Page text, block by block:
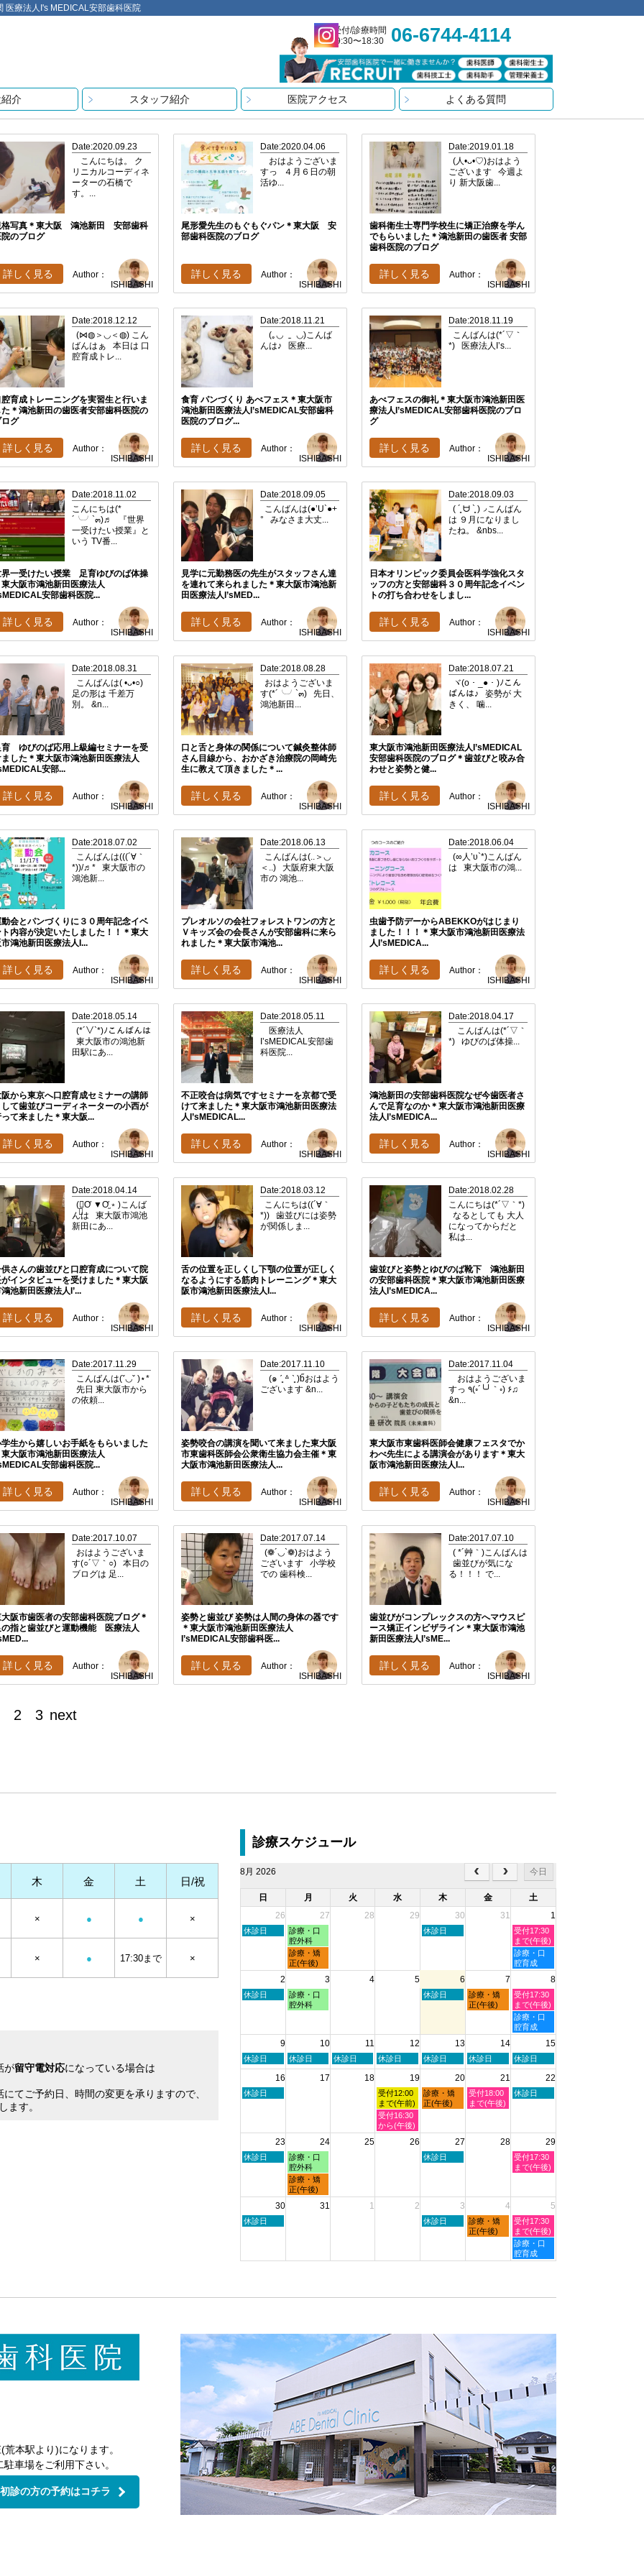
医療法人I's MEDICAL安部歯科医院
受付/診療時間
9:30〜18:30
06-6744-4114
介 スタッフ紹介 医院アクセス よくある質問
Date:2020.09.23
こんにちは。 ク
リニカルコーディネ
ーターの石橋で
す。...
格写真＊東大阪 鴻池新田 安部歯科
のブログ
Author：
ISHIBASHI
詳しく見る
Date:2020.04.06
おはようございま
すっ ４月６日の朝
活ゆ...
尾形愛先生のもぐもぐパン＊東大阪 安
部歯科医院のブログ
Author：
ISHIBASHI
詳しく見る
Date:2019.01.18
(人•ᴗ•♡)おはよう
ございます 今週よ
り 新大阪歯...
歯科衛生士専門学校生に矯正治療を学ん
でもらいました＊鴻池新田の歯医者 安部
歯科医院のブログ
Author：
ISHIBASHI
詳しく見る
Date:2018.12.12
(⋈◍＞◡＜◍) こん
ばんはぁ 本日は 口
腔育成トレ...
育成トレーニングを実習生と行いま
＊鴻池新田の歯医者安部歯科医院の
グ
Author：
ISHIBASHI
詳しく見る
Date:2018.11.21
(｡◡ ‿ ◡)こんば
んは♪ 医療...
食育 パンづくり あべフェス＊東大阪市
鴻池新田医療法人I’sMEDICAL安部歯科
医院のブログ...
Author：
ISHIBASHI
詳しく見る
Date:2018.11.19
こんばんは(*´▽｀
*) 医療法人I’s...
あべフェスの御礼＊東大阪市鴻池新田医
療法人I’sMEDICAL安部歯科医院のブロ
グ
Author：
ISHIBASHI
詳しく見る
Date:2018.11.02
こんにちは(*
´╰╯`๓)♬ 『世界
一受けたい授業』と
いう TV番...
界一受けたい授業 足育ゆびのば体操
大阪市鴻池新田医療法人
安部歯科医院...
Author：
ISHIBASHI
詳しく見る
Date:2018.09.05
こんばんは(●’U`●+
° みなさま大丈...
見学に元勤務医の先生がスタッフさん達
を連れて来られました＊東大阪市鴻池新
田医療法人I’sMED...
Author：
ISHIBASHI
詳しく見る
Date:2018.09.03
( ´͈ ᗨ `͈ )◞こんばん
は ９月になりまし
たね。 &nbs...
日本オリンピック委員会医科学強化スタ
ッフの方と安部歯科３０周年記念イベン
トの打ち合わせをしまし...
Author：
ISHIBASHI
詳しく見る
Date:2018.08.31
こんばんは( •ᴗ•○)
足の形は 千差万
別。 &n...
育 ゆびのば応用上級編セミナーを受
した＊東大阪市鴻池新田医療法人
安部...
Author：
ISHIBASHI
詳しく見る
Date:2018.08.28
おはようございま
す(*´╰╯`๓) 先日、
鴻池新田...
口と舌と身体の関係について鍼灸整体師
さん目線から、おかざき治療院の岡崎先
生に教えて頂きました＊...
Author：
ISHIBASHI
詳しく見る
Date:2018.07.21
ヾ(o・_●・)ﾉこん
ばんは♪ 姿勢が 大
きく、 噛...
東大阪市鴻池新田医療法人I’sMEDICAL
安部歯科医院のブログ＊歯並びと咬み合
わせと姿勢と健...
Author：
ISHIBASHI
詳しく見る
Date:2018.07.02
こんばんは(((´∀｀
*))/♬* 東大阪市の
鴻池新...
会とパンづくりに３０周年記念イベ
内容が決定いたしました！！＊東大
鴻池新田医療法人I...
Author：
ISHIBASHI
詳しく見る
Date:2018.06.13
こんばんは(..＞◡
＜..) 大阪府東大阪
市の 鴻池...
プレオルソの会社フォレストワンの方と
Ｖキッズ会の会長さんが安部歯科に来ら
れました＊東大阪市鴻池...
Author：
ISHIBASHI
詳しく見る
Date:2018.06.04
(∞人’υ`*)こんばん
は 東大阪市の鴻...
虫歯予防デーからABEKKOがはじまり
ました！！！＊東大阪市鴻池新田医療法
人I’sMEDICA...
Author：
ISHIBASHI
詳しく見る
Date:2018.05.14
(*´∨`*)ﾉこんばんは
東大阪市の鴻池新
田駅にあ...
から東京へ口腔育成セミナーの講師
て歯並びコーディネーターの小西が
て来ました＊東大阪...
Author：
ISHIBASHI
詳しく見る
Date:2018.05.11
医療法人
I’sMEDICAL安部歯
科医院...
不正咬合は病気ですセミナーを京都で受
けて来ました＊東大阪市鴻池新田医療法
人I’sMEDICAL...
Author：
ISHIBASHI
詳しく見る
Date:2018.04.17
こんばんは(*´▽｀
*) ゆびのば体操...
鴻池新田の安部歯科医院なぜ今歯医者さ
んで足育なのか＊東大阪市鴻池新田医療
法人I’sMEDICA...
Author：
ISHIBASHI
詳しく見る
Date:2018.04.14
(﹡֦Ơ ▼Ơ֦﹡)こんば
んは 東大阪市鴻池
新田にあ...
さんの歯並びと口腔育成について院
インタビューを受けました＊東大阪
池新田医療法人I’...
Author：
ISHIBASHI
詳しく見る
Date:2018.03.12
こんにちは((´∀｀
*)) 歯並びには姿勢
が関係しま...
舌の位置を正しくし下顎の位置が正しく
なるようにする筋肉トレーニング＊東大
阪市鴻池新田医療法人I...
Author：
ISHIBASHI
詳しく見る
Date:2018.02.28
こんにちは(*´▽｀*)
なるとしても 大人
になってからだと
私は...
歯並びと姿勢とゆびのば靴下 鴻池新田
の安部歯科医院＊東大阪市鴻池新田医療
法人I’sMEDICA...
Author：
ISHIBASHI
詳しく見る
Date:2017.11.29
こんばんは(ˇ◡ˇ )⋆*
先日 東大阪市から
の依頼...
生から嬉しいお手紙をもらいました
大阪市鴻池新田医療法人
安部歯科医院...
Author：
ISHIBASHI
詳しく見る
Date:2017.11.10
(๑ ˊ͈ ᐞ ˋ͈ )ƅ̋おはよう
ございます &n...
姿勢咬合の講演を聞いて来ました東大阪
市東歯科医師会公衆衛生協力会主催＊東
大阪市鴻池新田医療法人...
Author：
ISHIBASHI
詳しく見る
Date:2017.11.04
おはようございま
すっ ٩(◦´╰╯｀◦) ۶♫
&n...
東大阪市東歯科医師会健康フェスタでか
わべ先生による講演会があります＊東大
阪市鴻池新田医療法人I...
Author：
ISHIBASHI
詳しく見る
Date:2017.10.07
おはようございま
す(○´▽｀○) 本日の
ブログは 足...
阪市歯医者の安部歯科医院ブログ＊
の指と歯並びと運動機能 医療法人
Author：
ISHIBASHI
詳しく見る
Date:2017.07.14
(❁´◡`❁)おはよう
ございます 小学校
での 歯科検...
姿勢と歯並び 姿勢は人間の身体の器です
＊東大阪市鴻池新田医療法人
I’sMEDICAL安部歯科医...
Author：
ISHIBASHI
詳しく見る
Date:2017.07.10
( *´艸｀)こんばんは
歯並びが気にな
る！！！ で...
歯並びがコンプレックスの方へマウスピ
ース矯正インビザライン＊東大阪市鴻池
新田医療法人I’sME...
Author：
ISHIBASHI
詳しく見る
2 3 next
木 金 土 日/祝
× ● ● ×
× ● 17:30まで ×
が留守電対応になっている場合は
てご予約日、時間の変更を承りますので、
ます。
診療スケジュール
8月 2026 今日
日 月 火 水 木 金
土
26
27 28 29 30 31 1
日
月
2026
休診日
月
曜
日,
7
月
2026
診療・口
腔外科
木
月
2026
休診日
土
曜
日,
8
月
2026
受付17:30
まで(午後)
月
曜
日,
月
27th
2026
診療・矯
正(午後)
土
曜
日,
月
1st
2026
診療・口
腔育成
2 3 4 5 6 7 8
日
月
2026
休診日
月
曜
月
2026
診療・口
腔外科
木
月
2026
休診日
金
曜
月
2026
診療・矯
正(午後)
土
曜
日,
8
月
2026
受付17:30
まで(午後)
土
曜
日,
月
8th
診療・口
腔育成
9 10 11 12 13 14 15
日
曜
8
月
休診日
月
曜
休診日
火
曜
休診日
水
曜
8
月
12th
2026
休診日
木
曜
8
月
13th
休診日
金
曜
8
月
14th
休診日
土
曜
8
月
休診日
16 17 18 19 20 21 22
日
月
2026
休診日
水
曜
日,
8
月
受付12:00
まで(午前)
木
曜
月
2026
診療・矯
正(午後)
金
曜
月
受付18:00
まで(午後)
土
月
2026
休診日
水
曜
日,
受付16:30
から(午後)
23 24 25 26 27 28 29
日
月
2026
休診日
月
曜
日,
8
月
診療・口
腔外科
木
月
2026
休診日
土
曜
月
2026
受付17:30
まで(午後)
月
曜
日,
診療・矯
正(午後)
30 31 1 2 3 4 5
日
月
休診日
木
月
休診日
金
曜
月
診療・矯
正(午後)
土
曜
日,
9
月
受付17:30
まで(午後)
土
曜
日,
診療・口
腔育成
本駅より)になります。
車場をご利用下さい。
初診の方の予約はコチラ